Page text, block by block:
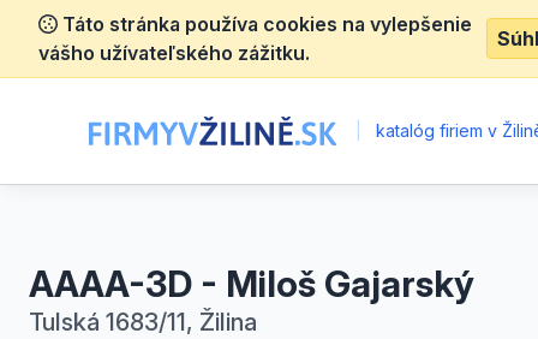
Táto stránka používa cookies na vylepšenie
vášho užívateľského zážitku.
katalóg firiem v
AAAA-3D - Miloš Gajarský
Tulská 1683/11, Žilina